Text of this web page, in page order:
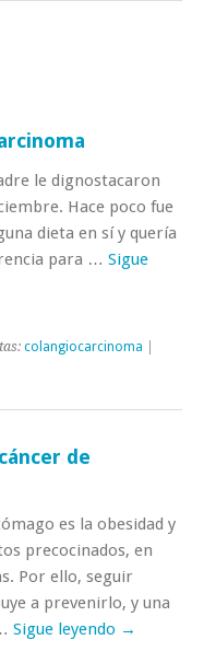
le dignostacaron
Hace poco fue
dieta en sí y quería
para … Sigue
colangiocarcinoma
de
es la obesidad y
precocinados, en
Por ello, seguir
a prevenirlo, y una
Sigue leyendo →